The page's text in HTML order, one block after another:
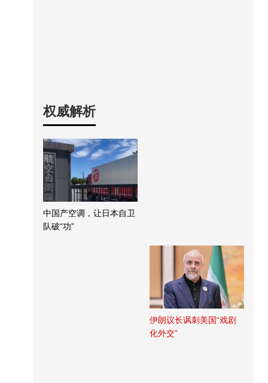
权威解析
中国产空调，让日本自卫
队破“功”
伊朗议长讽刺美国“戏剧
化外交”